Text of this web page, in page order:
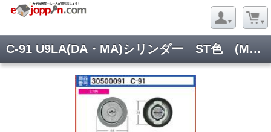
C-91 U9LA(DA・MA)シリンダー ST色 (MCY-109) 10個単位